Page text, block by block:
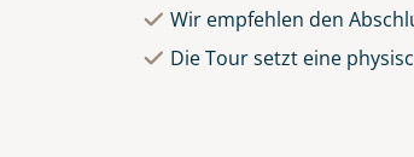
Wir empfehlen den
Die Tour setzt eine